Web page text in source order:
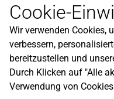
Newsletter
Infos zu neuen Produkten,
unserem Newsletter!
Jetzt anmelden
Hilfe
Cookie-
Wir verwenden Cookies,
verbessern,
bereitzustellen und
Durch Klicken auf "Alle
Verwendung von